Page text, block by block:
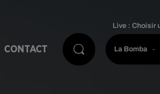
CONTACT
Live :Choisir
La Bomba -